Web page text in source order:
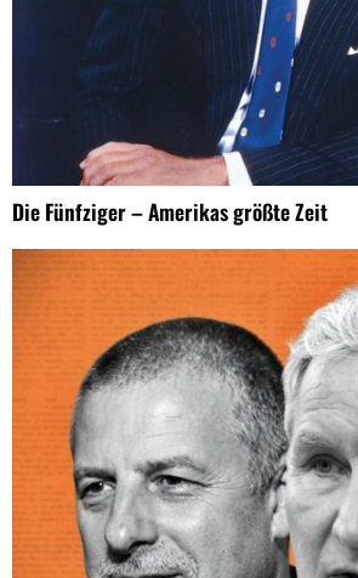
Die Fünfziger – Amerikas größte Zeit